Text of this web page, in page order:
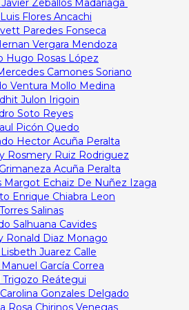
Javier Zeballos Madariaga
Flores Ancachi
Paredes Fonseca
Vergara Mendoza
Hugo Rosas López
Camones Soriano
Ventura Mollo Medina
Julon Irigoin
Soto Reyes
Picón Quedo
Hector Acuña Peralta
Rosmery Ruiz Rodriguez
Acuña Peralta
Margot Echaiz De Nuñez Izaga
Enrique Chiabra Leon
Salinas
Salhuana Cavides
Ronald Diaz Monago
Juarez Calle
García Correa
Trigozo Reátegui
Gonzales Delgado
Rosa Chirinos Venegas